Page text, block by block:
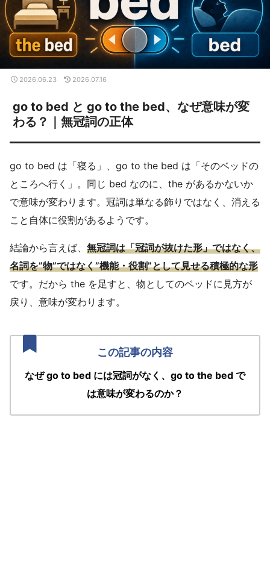
go to bed と go to the bed、なぜ意味が変
わる？｜無冠詞の正体
2026.06.23 2026.07.16
go to bed は「寝る」、go to the bed は「そのベッドの
ところへ行く」。同じ bed なのに、the があるかないか
で意味が変わります。冠詞は単なる飾りではなく、消える
こと自体に役割があるようです。
結論から言えば、 無冠詞は「冠詞が抜けた形」ではなく、
名詞を”物”ではなく”機能・役割”として見せる積極的な形
です。だから the を足すと、物としてのベッドに見方が
戻り、意味が変わります。
なぜ go to bed には冠詞がなく、go to the bed で
は意味が変わるのか？